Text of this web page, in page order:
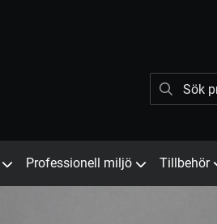
Professionell miljö Tillbehör